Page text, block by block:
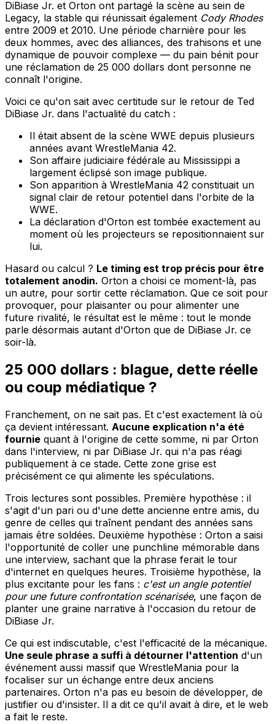
DiBiase Jr. et Orton ont partagé la scène au sein de
Legacy, la stable qui réunissait également Cody Rhodes
entre 2009 et 2010. Une période charnière pour les
deux hommes, avec des alliances, des trahisons et une
dynamique de pouvoir complexe — du pain bénit pour
une réclamation de 25 000 dollars dont personne ne
connaît l'origine.
Voici ce qu'on sait avec certitude sur le retour de Ted
DiBiase Jr. dans l'actualité du catch :
Il était absent de la scène WWE depuis plusieurs
années avant WrestleMania 42.
Son affaire judiciaire fédérale au Mississippi a
largement éclipsé son image publique.
Son apparition à WrestleMania 42 constituait un
signal clair de retour potentiel dans l'orbite de la
WWE.
La déclaration d'Orton est tombée exactement au
moment où les projecteurs se repositionnaient sur
lui.
Hasard ou calcul ? Le timing est trop précis pour être
totalement anodin. Orton a choisi ce moment-là, pas
un autre, pour sortir cette réclamation. Que ce soit pour
provoquer, pour plaisanter ou pour alimenter une
future rivalité, le résultat est le même : tout le monde
parle désormais autant d'Orton que de DiBiase Jr. ce
soir-là.
25 000 dollars : blague, dette réelle
ou coup médiatique ?
Franchement, on ne sait pas. Et c'est exactement là où
ça devient intéressant. Aucune explication n'a été
fournie quant à l'origine de cette somme, ni par Orton
dans l'interview, ni par DiBiase Jr. qui n'a pas réagi
publiquement à ce stade. Cette zone grise est
précisément ce qui alimente les spéculations.
Trois lectures sont possibles. Première hypothèse : il
s'agit d'un pari ou d'une dette ancienne entre amis, du
genre de celles qui traînent pendant des années sans
jamais être soldées. Deuxième hypothèse : Orton a saisi
l'opportunité de coller une punchline mémorable dans
une interview, sachant que la phrase ferait le tour
d'internet en quelques heures. Troisième hypothèse, la
plus excitante pour les fans : c'est un angle potentiel
pour une future confrontation scénarisée, une façon de
planter une graine narrative à l'occasion du retour de
DiBiase Jr.
Ce qui est indiscutable, c'est l'efficacité de la mécanique.
Une seule phrase a suffi à détourner l'attention d'un
événement aussi massif que WrestleMania pour la
focaliser sur un échange entre deux anciens
partenaires. Orton n'a pas eu besoin de développer, de
justifier ou d'insister. Il a dit ce qu'il avait à dire, et le web
a fait le reste.